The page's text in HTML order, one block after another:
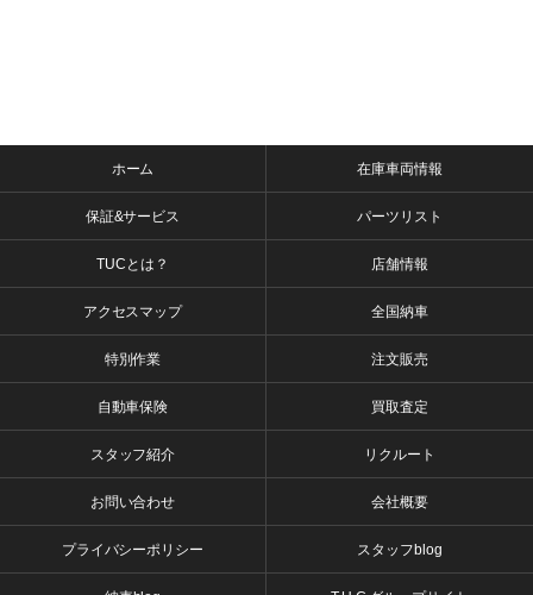
ホーム 在庫車両情報
保証&サービス パーツリスト
TUCとは？ 店舗情報
アクセスマップ 全国納車
特別作業 注文販売
自動車保険 買取査定
スタッフ紹介 リクルート
お問い合わせ 会社概要
プライバシーポリシー スタッフblog